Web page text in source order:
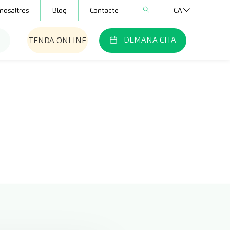
Blog Contacte CA
TENDA ONLINE DEMANA CITA